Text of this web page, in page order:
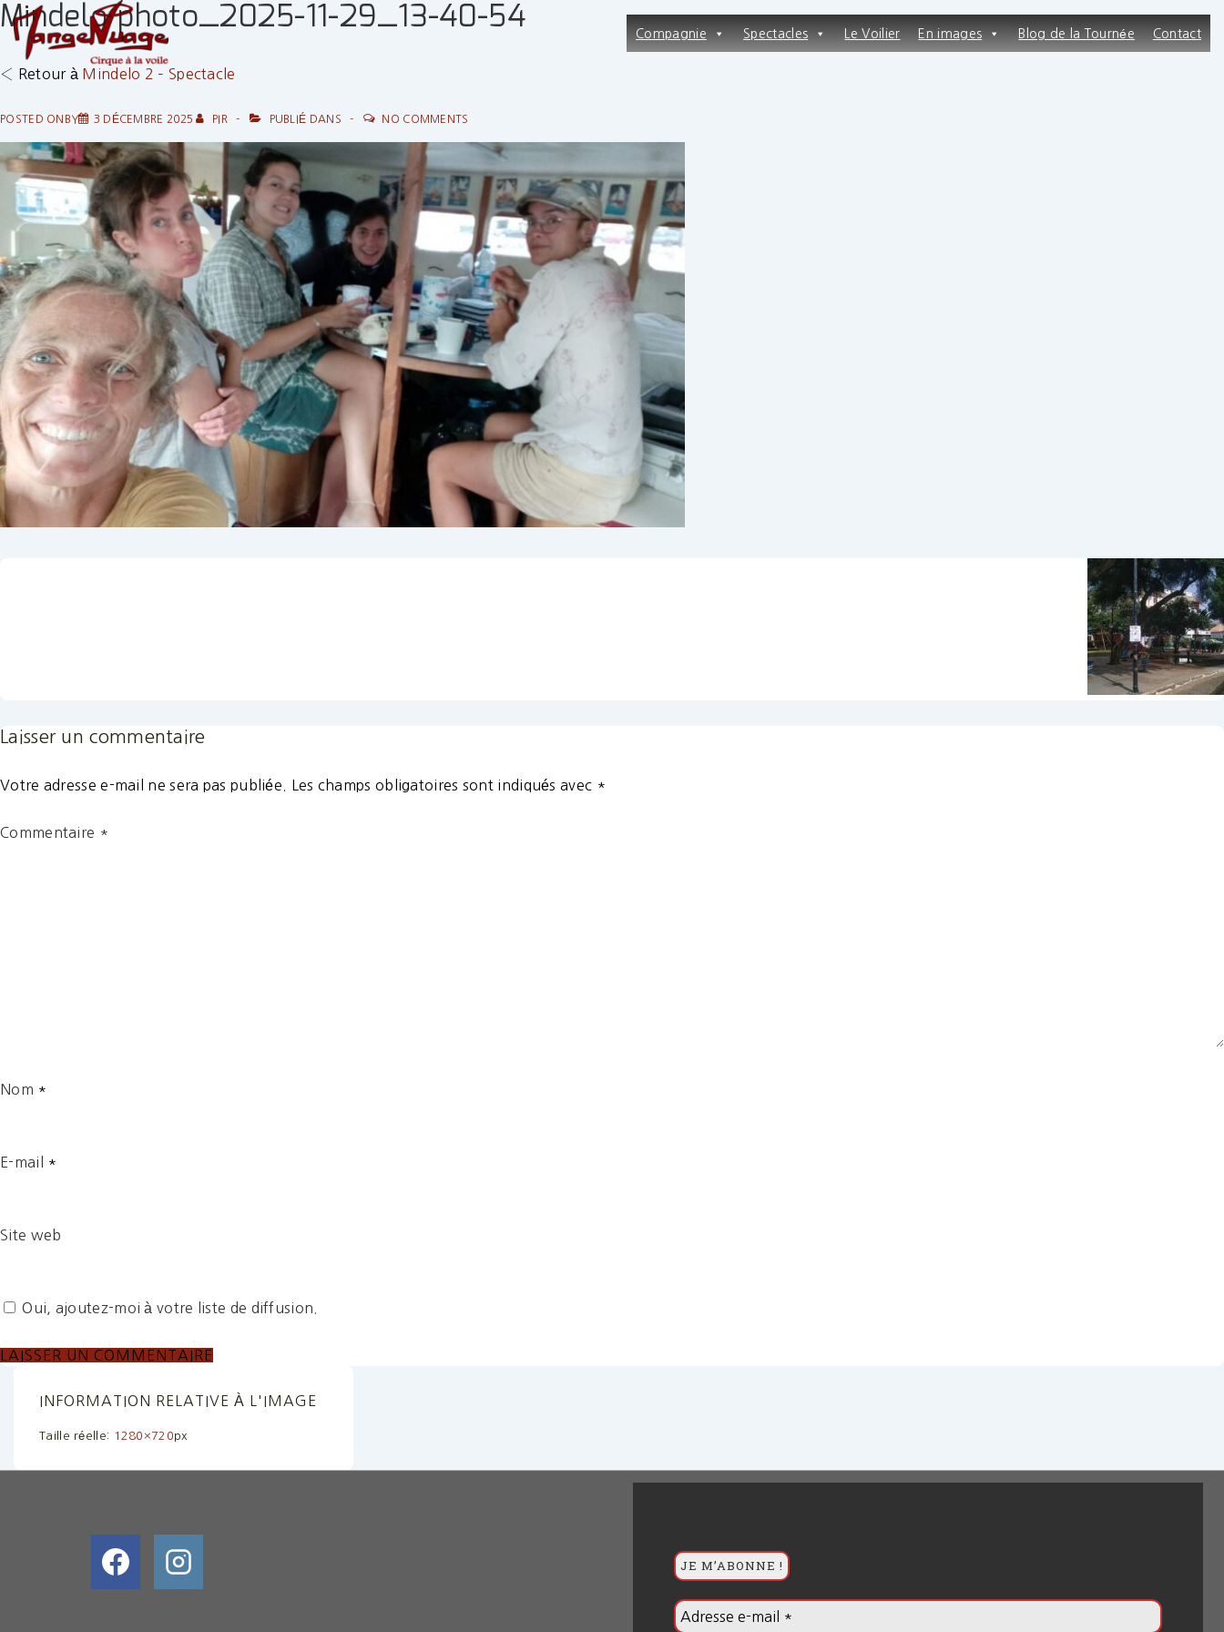
↓
passer
contenu
Main
Compagnie Spectacles Le Voilier En images Blog de la Tournée Contact
Mindelo photo_2025-11-29_13-40-54
‹ Retour à Mindelo 2 – Spectacle
POSTED ONBY 3 DÉCEMBRE 2025 PIR PUBLIÉ DANS NO COMMENTS
Laisser un commentaire
Votre adresse e-mail ne sera pas publiée. Les champs obligatoires sont indiqués avec *
Commentaire *
Nom *
E-mail *
Site web
Oui, ajoutez-moi à votre liste de diffusion.
INFORMATION RELATIVE À L'IMAGE
Taille réelle: 1280×720px